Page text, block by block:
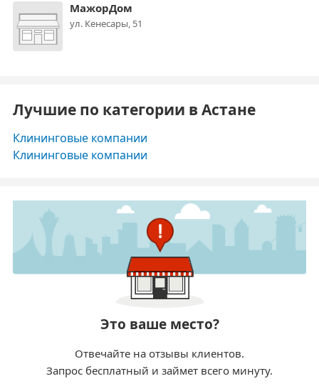
МажорДом
ул. Кенесары, 51
Лучшие по категории в Астане
Клининговые компании
Клининговые компании
Это ваше место?
Отвечайте на отзывы клиентов.
Запрос бесплатный и займет всего минуту.